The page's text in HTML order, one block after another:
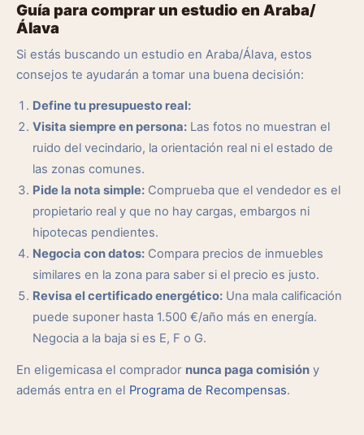
Guía para comprar un estudio en Araba/
Álava
Si estás buscando un estudio en Araba/Álava, estos
consejos te ayudarán a tomar una buena decisión:
Define tu presupuesto real:
Visita siempre en persona: Las fotos no muestran el
ruido del vecindario, la orientación real ni el estado de
las zonas comunes.
Pide la nota simple: Comprueba que el vendedor es el
propietario real y que no hay cargas, embargos ni
hipotecas pendientes.
Negocia con datos: Compara precios de inmuebles
similares en la zona para saber si el precio es justo.
Revisa el certificado energético: Una mala calificación
puede suponer hasta 1.500 €/año más en energía.
Negocia a la baja si es E, F o G.
En eligemicasa el comprador nunca paga comisión y
además entra en el Programa de Recompensas.